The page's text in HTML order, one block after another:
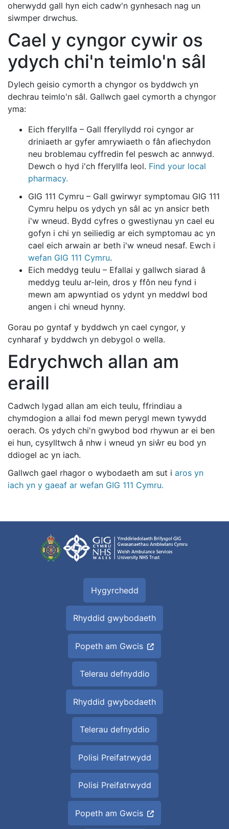
oherwydd gall hyn eich cadw'n gynhesach nag un
siwmper drwchus.
Cael y cyngor cywir os
ydych chi'n teimlo'n sâl
Dylech geisio cymorth a chyngor os byddwch yn
dechrau teimlo'n sâl. Gallwch gael cymorth a chyngor
yma:
Eich fferyllfa – Gall fferyllydd roi cyngor ar
driniaeth ar gyfer amrywiaeth o fân afiechydon
neu broblemau cyffredin fel peswch ac annwyd.
Dewch o hyd i'ch fferyllfa leol. Find your local
pharmacy.
GIG 111 Cymru – Gall gwirwyr symptomau GIG 111
Cymru helpu os ydych yn sâl ac yn ansicr beth
i'w wneud. Bydd cyfres o gwestiynau yn cael eu
gofyn i chi yn seiliedig ar eich symptomau ac yn
cael eich arwain ar beth i'w wneud nesaf. Ewch i
wefan GIG 111 Cymru.
Eich meddyg teulu – Efallai y gallwch siarad â
meddyg teulu ar-lein, dros y ffôn neu fynd i
mewn am apwyntiad os ydynt yn meddwl bod
angen i chi wneud hynny.
Gorau po gyntaf y byddwch yn cael cyngor, y
cynharaf y byddwch yn debygol o wella.
Edrychwch allan am
eraill
Cadwch lygad allan am eich teulu, ffrindiau a
chymdogion a allai fod mewn perygl mewn tywydd
oerach. Os ydych chi'n gwybod bod rhywun ar ei ben
ei hun, cysylltwch â nhw i wneud yn siŵr eu bod yn
ddiogel ac yn iach.
Gallwch gael rhagor o wybodaeth am sut i aros yn
iach yn y gaeaf ar wefan GIG 111 Cymru.
Hygyrchedd
Rhyddid gwybodaeth
Popeth am Gwcis
Telerau defnyddio
Rhyddid gwybodaeth
Telerau defnyddio
Polisi Preifatrwydd
Polisi Preifatrwydd
Popeth am Gwcis